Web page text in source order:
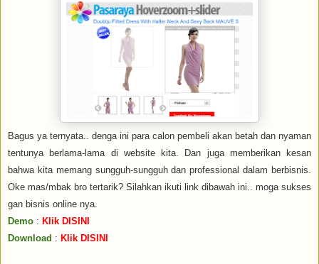
Bagus ya ternyata.. denga ini para calon pembeli akan betah dan nyaman
tentunya berlama-lama di website kita. Dan juga memberikan kesan
bahwa kita memang sungguh-sungguh dan professional dalam berbisnis.
Oke mas/mbak bro tertarik? Silahkan ikuti link dibawah ini.. moga sukses
gan bisnis online nya.
Demo : Klik DISINI
Download : Klik DISINI